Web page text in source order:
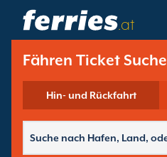
.at
Reedereien
Fährziele
Fährstrecken
Fähren Ticket Suche
Hin- und Rückfahrt